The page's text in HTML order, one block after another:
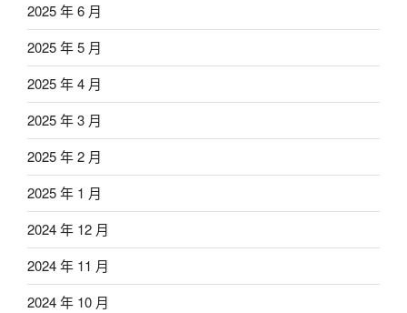
2025 年 6 月
2025 年 5 月
2025 年 4 月
2025 年 3 月
2025 年 2 月
2025 年 1 月
2024 年 12 月
2024 年 11 月
2024 年 10 月